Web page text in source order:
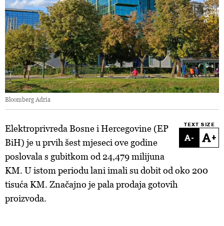
Bloomberg Adria
TEXT SIZE
- +
Elektroprivreda Bosne i Hercegovine (EP
BiH) je u prvih šest mjeseci ove godine
poslovala s gubitkom od 24,479 milijuna
KM. U istom periodu lani imali su dobit od oko 200
tisuća KM. Značajno je pala prodaja gotovih
proizvoda.